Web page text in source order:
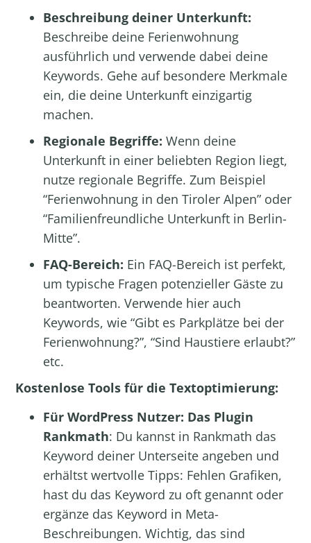
Beschreibung deiner Unterkunft:
Beschreibe deine Ferienwohnung
ausführlich und verwende dabei deine
Keywords. Gehe auf besondere Merkmale
ein, die deine Unterkunft einzigartig
machen.
Regionale Begriffe: Wenn deine
Unterkunft in einer beliebten Region liegt,
nutze regionale Begriffe. Zum Beispiel
“Ferienwohnung in den Tiroler Alpen” oder
“Familienfreundliche Unterkunft in Berlin-
Mitte”.
FAQ-Bereich: Ein FAQ-Bereich ist perfekt,
um typische Fragen potenzieller Gäste zu
beantworten. Verwende hier auch
Keywords, wie “Gibt es Parkplätze bei der
Ferienwohnung?”, “Sind Haustiere erlaubt?”
etc.
Kostenlose Tools für die Textoptimierung:
Für WordPress Nutzer: Das Plugin
Rankmath: Du kannst in Rankmath das
Keyword deiner Unterseite angeben und
erhältst wertvolle Tipps: Fehlen Grafiken,
hast du das Keyword zu oft genannt oder
ergänze das Keyword in Meta-
Beschreibungen. Wichtig, das sind